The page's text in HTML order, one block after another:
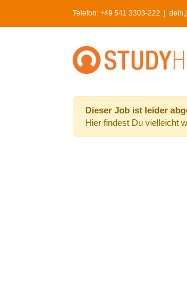
Telefon: +49 541 3303-222
Dieser Job ist leider
Hier findest Du vielleicht